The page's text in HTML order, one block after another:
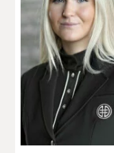
flera
varianter.
De
olika
alternativen
väljas
på